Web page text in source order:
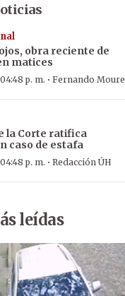
obra reciente de
matices
p. m. · Fernando Moure
la Corte ratifica
caso de estafa
p. m. · Redacción ÚH
leídas